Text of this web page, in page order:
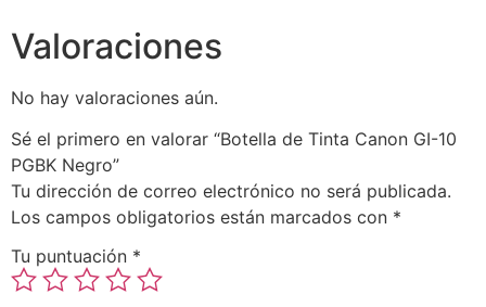
Valoraciones
No hay valoraciones aún.
Sé el primero en valorar “Botella de Tinta Canon GI-10
PGBK Negro”
Tu dirección de correo electrónico no será publicada.
Los campos obligatorios están marcados con *
Tu puntuación *